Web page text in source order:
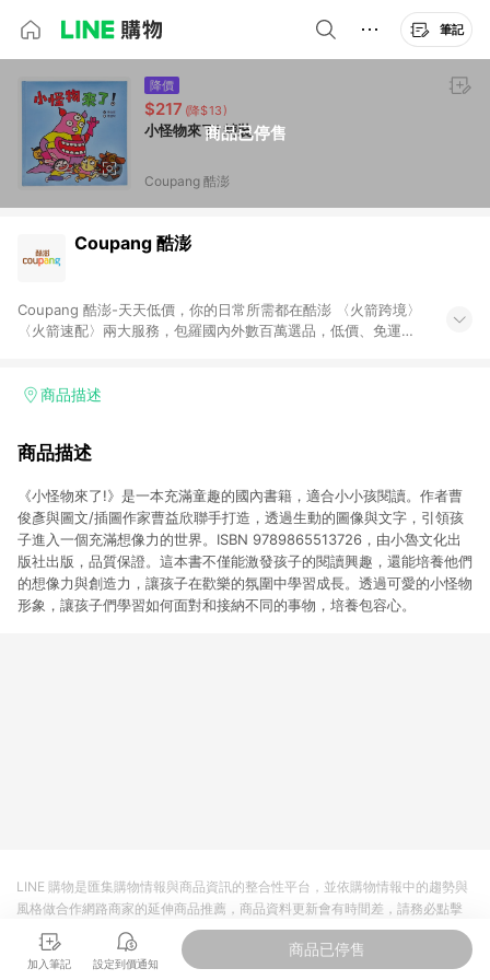
筆記
商品已停售
降價
$217 (降$13)
小怪物來了! 精裝
Coupang 酷澎
Coupang 酷澎
Coupang 酷澎-天天低價，你的日常所需都在酷澎 〈火箭跨境〉
〈火箭速配〉兩大服務，包羅國內外數百萬選品，低價、免運，
加入WOW會員告別湊免運，火箭速配、火箭跨境優質選品不限金
商品描述
商品描述
《小怪物來了!》是一本充滿童趣的國內書籍，適合小小孩閱讀。作者曹
俊彥與圖文/插圖作家曹益欣聯手打造，透過生動的圖像與文字，引領孩
子進入一個充滿想像力的世界。ISBN 9789865513726，由小魯文化出
版社出版，品質保證。這本書不僅能激發孩子的閱讀興趣，還能培養他們
的想像力與創造力，讓孩子在歡樂的氛圍中學習成長。透過可愛的小怪物
形象，讓孩子們學習如何面對和接納不同的事物，培養包容心。
加入筆記 設定到價通知
商品已停售
LINE 購物是匯集購物情報與商品資訊的整合性平台，並依購物情報中的趨勢與
風格做合作網路商家的延伸商品推薦，商品資料更新會有時間差，請務必點擊
商品至各合作網路商家，確認現售價與購物條件，一切資訊以合作廠商網頁為
準。